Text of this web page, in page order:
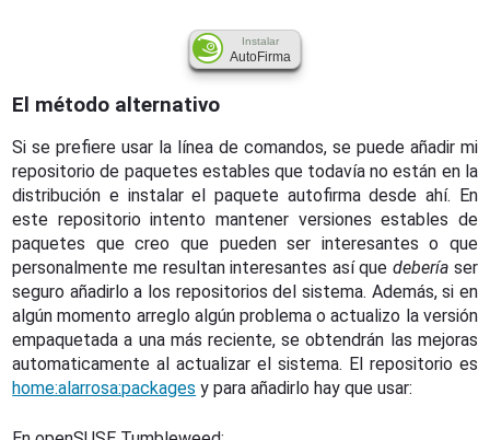
Instalar
AutoFirma
El método alternativo
Si se prefiere usar la línea de comandos, se puede añadir mi
repositorio de paquetes estables que todavía no están en la
distribución e instalar el paquete autofirma desde ahí. En
este repositorio intento mantener versiones estables de
paquetes que creo que pueden ser interesantes o que
personalmente me resultan interesantes así quedebería ser
seguro añadirlo a los repositorios del sistema. Además, si en
algún momento arreglo algún problema o actualizo la versión
empaquetada a una más reciente, se obtendrán las mejoras
automaticamente al actualizar el sistema. El repositorio es
home:alarrosa:packages y para añadirlo hay que usar: